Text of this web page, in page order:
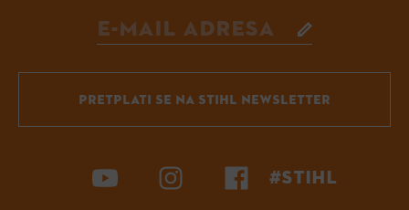
PRETPLATI SE NA STIHL NEWSLETTER
#STIHL